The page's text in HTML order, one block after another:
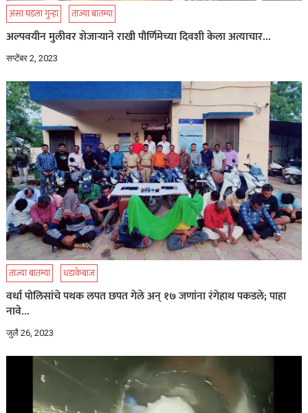
असा घडला गुन्हा ताज्या बातम्या
अल्पवयीन मुलीवर शेजाऱ्याने राखी पौर्णिमेच्या दिवशी केला अत्याचार…
सप्टेंबर 2, 2023
ताज्या बातम्या धडाकेबाज
वर्धा पोलिसांचे पथक लपत छपत गेले अन् १७ जणांना रंगेहाथ पकडले; पाहा
नावे…
जुलै 26, 2023